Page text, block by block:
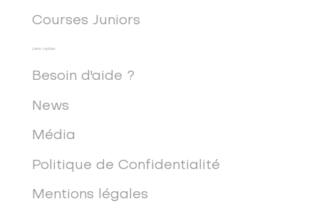
Courses Juniors
Liens rapides
Besoin d'aide ?
News
Média
Mentions légales
Politique de Confidentialité